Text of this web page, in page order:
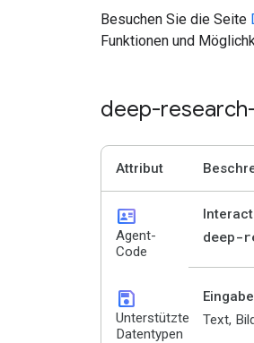
Besuchen Sie die Seite
Funktionen und
deep-
Attribut
id_card
Agent-
Code
deep-
save
Unterstützte
Datentypen
Eingabe
Text,